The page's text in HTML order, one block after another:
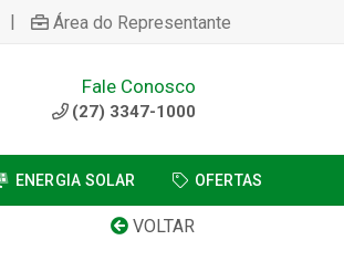
| Área do Representante
Fale Conosco
(27) 3347-1000
ENERGIA SOLAR OFERTAS
VOLTAR